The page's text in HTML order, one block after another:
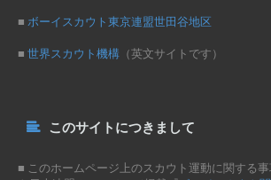
■ ボーイスカウト東京連盟世田谷地区
■ 世界スカウト機構 （英文サイトです）
このサイトにつきまして
■ このホームページ上のスカウト運動に関する